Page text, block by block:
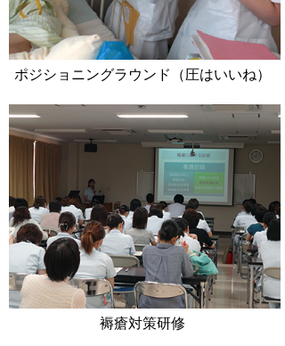
ポジショニングラウンド（圧はいいね）
褥瘡対策研修